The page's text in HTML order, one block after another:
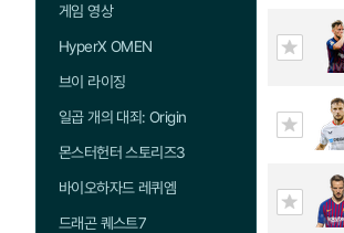
게임 영상
HyperX OMEN
브이 라이징
일곱 개의 대죄: Origin
몬스터헌터 스토리즈3
바이오하자드 레퀴엠
드래곤 퀘스트7